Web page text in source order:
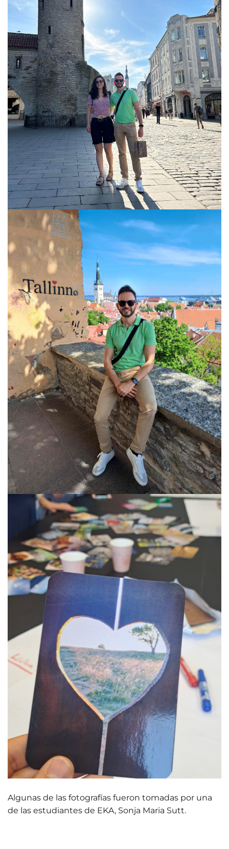
Algunas de las fotografías fueron tomadas por una
de las estudiantes de EKA, Sonja Maria Sutt.
17 Junio 2026
acceso al
01 Junio 2026
Estudiantes
de Diseño
participan